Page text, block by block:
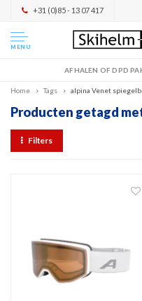
+31 (0)85 - 13 07 417
MENU
AFHALEN OF DPD
Home Tags alpina Venet
Producten getagd
Filters